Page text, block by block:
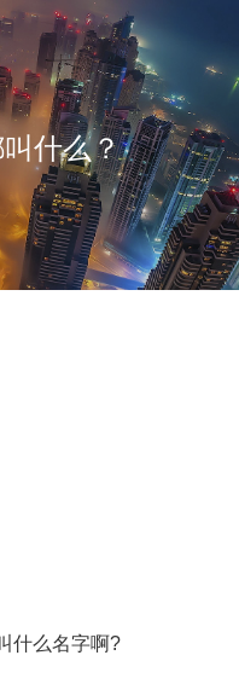
什么？
什么名字啊?